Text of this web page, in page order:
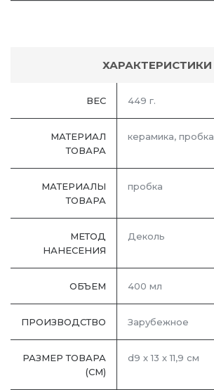
ХАРАКТЕРИСТИКИ
ВЕС 449 г.
МАТЕРИАЛ
ТОВАРА
керамика, пробка
МАТЕРИАЛЫ
ТОВАРА
пробка
МЕТОД
НАНЕСЕНИЯ
Деколь
ОБЪЕМ 400 мл
ПРОИЗВОДСТВО Зарубежное
РАЗМЕР ТОВАРА
(СМ)
d9 х 13 х 11,9 см